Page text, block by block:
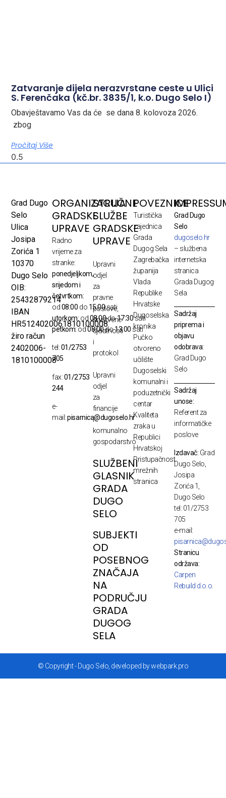
Zatvaranje dijela nerazvrstane ceste u Ulici
S. Ferenčaka (kč.br. 3835/1, k.o. Dugo Selo I)
Obavještavamo Vas da će se dana 8. kolovoza 2026.
zbog
Pročitaj Više
Grad Dugo
Selo
Ulica
Josipa
Zorića 1
10370
Dugo Selo
OIB:
25432879214
IBAN
HR5124020061810100008
žiro račun
2402006-
1810100008
ORGANIZACIJA
GRADSKE
UPRAVE
Radno
vrijeme za
stranke:
ponedjeljkom,
srijedom i
četvrtkom:
od08:00 do 15:00sati
utorkom: od08:00do17:30sati
petkom:od08:00do13:00 sati
tel:01/2753
705
fax:01/2753
244
e-
mail:pisarnica@dugoselo.hr
STRUČNE
SLUŽBE
GRADSKE
UPRAVE
Upravni
odjel
za
pravne
poslove,
društvene
djelatnosti
i
protokol
Upravni
odjel
za
financije
i
komunalno
gospodarstvo
SLUŽBENI
GLASNIK
GRADA
DUGO
SELO
SUBJEKTI
OD
POSEBNOG
ZNAČAJA
NA
PODRUČJU
GRADA
DUGOG
SELA
POVEZNICE
Turistička
zajednica
Grada
Dugog Sela
Zagrebačka
županija
Vlada
Republike
Hrvatske
Dugoselska
kronika
Pučko
otvoreno
učilište
Dugoselski
komunalni i
poduzetnički
centar
Kvaliteta
zraka u
Republici
Hrvatskoj
Pristupačnost
mrežnih
stranica
Grad Dugo
Selo
dugoselo.hr
– službena
internetska
stranica
Grada Dugog
Sela
Sadržaj
priprema i
objavu
odobrava:
Grad Dugo
Selo
Sadržaj
unose:
Referent za
informatičke
poslove
Izdavač: Grad
Dugo Selo,
Josipa
Zorića 1,
Dugo Selo
tel: 01/2753
705
e-mail:
Stranicu
održava:
Carpen
Rebuild d.o.o.
© Copyright - Dugo Selo, developed by webpark.pro